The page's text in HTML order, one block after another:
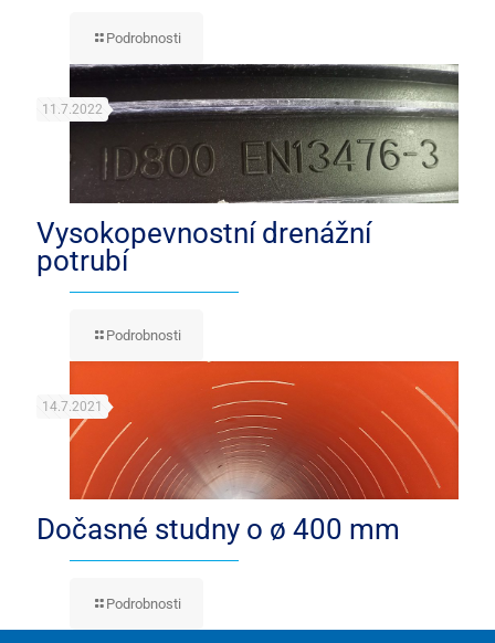
Podrobnosti
11.7.2022
Vysokopevnostní drenážní
potrubí
Podrobnosti
14.7.2021
Dočasné studny o ø 400 mm
Podrobnosti